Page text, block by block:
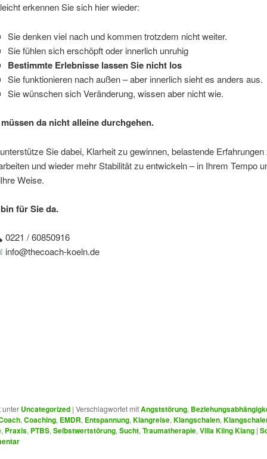
erkennen Sie sich hier wieder:
Sie denken viel nach und kommen trotzdem nicht weiter.
Sie fühlen sich erschöpft oder innerlich unruhig
Bestimmte Erlebnisse lassen Sie nicht los
Sie funktionieren nach außen – aber innerlich sieht es anders aus.
Sie wünschen sich Veränderung, wissen aber nicht wie.
da nicht alleine durchgehen.
Sie dabei, Klarheit zu gewinnen, belastende Erfahrungen
und wieder mehr Stabilität zu entwickeln – in Ihrem Tempo
Weise.
für Sie da.
0221 / 60850916
info@thecoach-koeln.de
unter Uncategorized |Verschlagwortet mit Angststörung,
,Coaching, EMDR, Entspannung,Klangreise,Klangschalen,
, Praxis, PTBS,Selbstwertstörung,Sucht,Traumatherapie,Villa Kling Klang |